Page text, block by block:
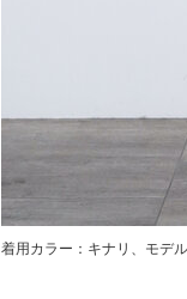
着用カラー：キナリ、モデ